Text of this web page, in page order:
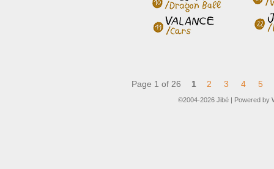
Page 1 of 26 1 2 3 4 5
©2004-2026 Jibé | Powered by